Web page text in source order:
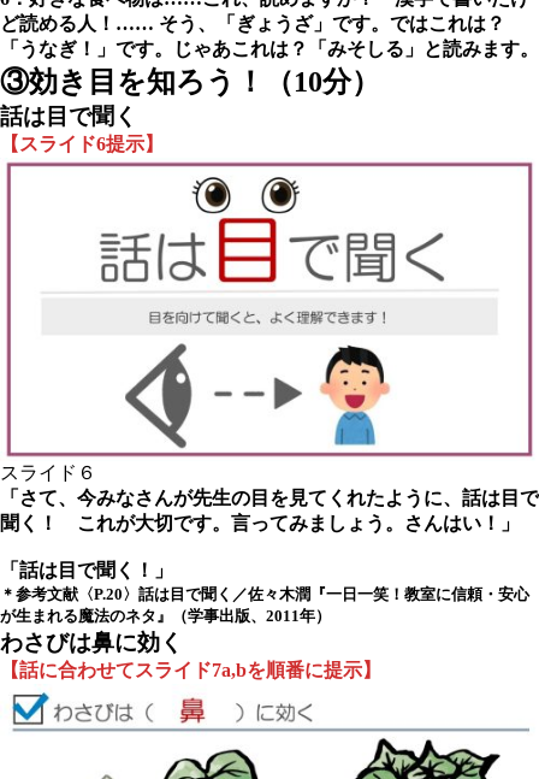
ど読める人！…… そう、「ぎょうざ」です。ではこれは？
「うなぎ！」です。じゃあこれは？「みそしる」と読みます。
③効き目を知ろう！（10分）
話は目で聞く
【スライド6提示】
スライド６
「さて、今みなさんが先生の目を見てくれたように、話は目で
聞く！ これが大切です。言ってみましょう。さんはい！」
「話は目で聞く！」
＊参考文献〈P.20〉話は目で聞く／佐々木潤『一日一笑！教室に信頼・安心
が生まれる魔法のネタ』（学事出版、2011年）
わさびは鼻に効く
【話に合わせてスライド7a,bを順番に提示】